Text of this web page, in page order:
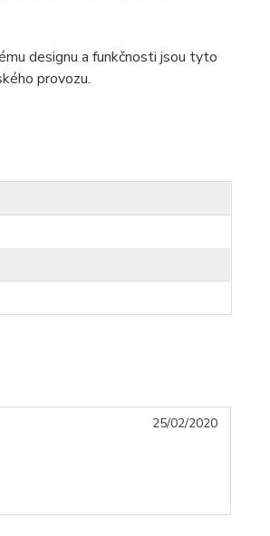
designu a funkčnosti jsou tyto
provozu.
25/02/2020